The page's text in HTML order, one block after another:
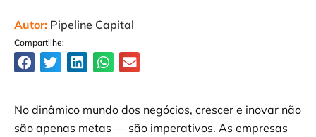
Autor: Pipeline Capital
Compartilhe:
No dinâmico mundo dos negócios, crescer e inovar não
são apenas metas — são imperativos. As empresas